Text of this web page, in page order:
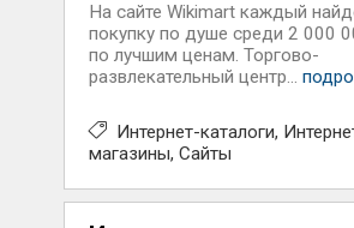
На сайте Wikimart каждый
покупку по душе среди 2 000
по лучшим ценам. Торгово-
развлекательный центр...
Интернет-каталоги
магазины Сайты